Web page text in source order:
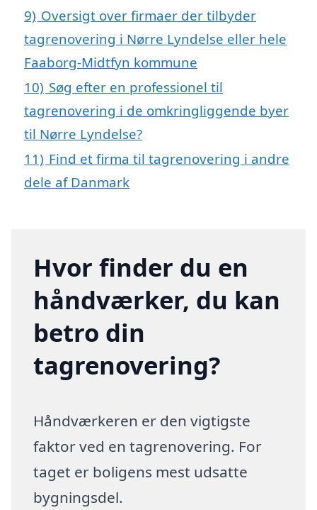
9) Oversigt over firmaer der tilbyder
tagrenovering i Nørre Lyndelse eller hele
Faaborg-Midtfyn kommune
10) Søg efter en professionel til
tagrenovering i de omkringliggende byer
til Nørre Lyndelse?
11) Find et firma til tagrenovering i andre
dele af Danmark
Hvor finder du en
håndværker, du kan
betro din
tagrenovering?
Håndværkeren er den vigtigste
faktor ved en tagrenovering. For
taget er boligens mest udsatte
bygningsdel.